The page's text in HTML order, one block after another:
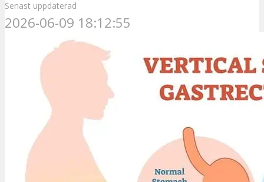
Senast uppdaterad
2026-06-09 18:12:55